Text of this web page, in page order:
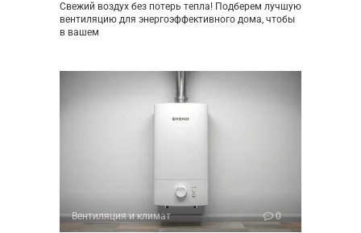
Свежий воздух без потерь тепла! Подберем лучшую
вентиляцию для энергоэффективного дома, чтобы
в вашем
Вентиляция и климат 0